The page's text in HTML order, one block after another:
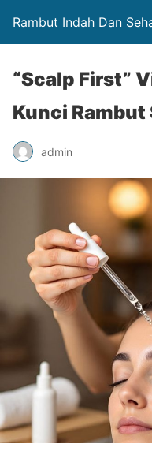
Rambut Indah Dan
“Scalp First”
Kunci
admin